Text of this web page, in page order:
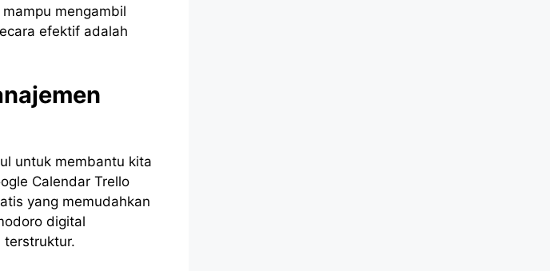
mengambil
efektif adalah
untuk membantu kita
Calendar Trello
yang memudahkan
digital
terstruktur.